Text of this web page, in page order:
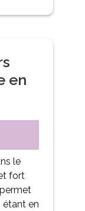
en
le
fort
étant en